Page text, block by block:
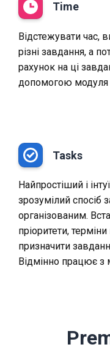
Time
Відстежувати час,
різні завдання, а
рахунок на ці
допомогою модуля
Tasks
Найпростіший і
зрозумілий спосіб
організованим.
пріоритети,
призначити
Відмінно працює з